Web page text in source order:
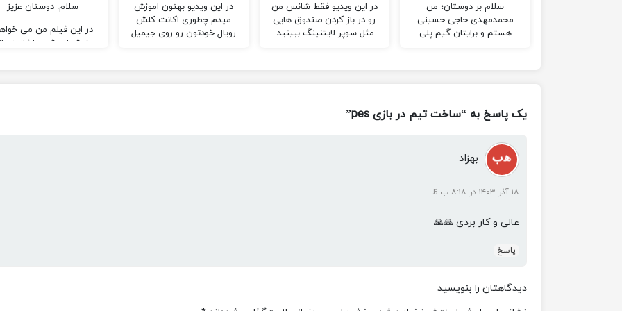
سلام بر دوستان؛ من
محمدمهدی حاجی حسینی
هستم و برایتان گیم پلی
در این ویدیو فقط شانس من
رو در باز کردن صندوق هایی
مثل سوپر لایتنینگ ببینید.
جیمیل
در این ویدیو بهتون اموزش
میدم چطوری اکانت کلش
رویال خودتون رو روی جیمیل
ماینکرافت
سلام. دوستان عزیز
در این فیلم من می
به شما روش ساخت دروازه
یک پاسخ به “ساخت تیم در بازی pes”
بهزاد
۱۸ آذر ۱۴۰۳ در ۸:۱۸ ب.ظ
عالی و کار بردی 🙏🙏
پاسخ
دیدگاهتان را بنویسید